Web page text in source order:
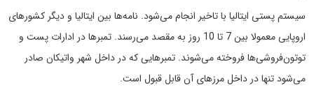
سیستم پستی ایتالیا با تاخیر انجام می‌شود. نامه‌ها بین ایتالیا و دیگر کشورهای
اروپایی معمولا بین 7 تا 10 روز به مقصد می‌رسند. تمبرها در ادارات پست و
توتون‌فروشی‌ها فروخته می‌شوند. تمبرهایی که در داخل شهر واتیکان صادر
می‌شود تنها در داخل مرزهای آن قابل قبول است.